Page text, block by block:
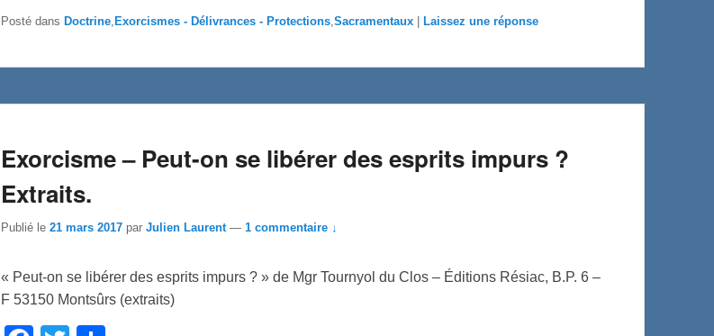
e
b
t
t
t
a
Posté dans Doctrine Exorcismes - Délivrances - Protections Sacramentaux Laissez une réponse
Exorcisme – Peut-on se libérer des esprits impurs ?
Extraits.
Publié le 21 mars 2017 par Julien Laurent — 1 commentaire ↓
« Peut-on se libérer des esprits impurs ? » de Mgr Tournyol du Clos – Éditions Résiac, B.P. 6 –
F 53150 Montsûrs (extraits)
F
T